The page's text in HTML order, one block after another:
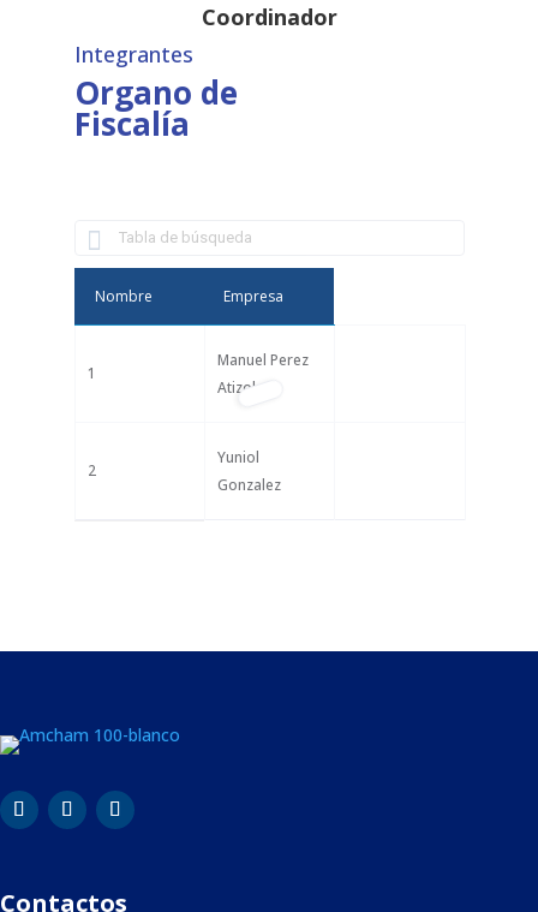
Coordinador
Integrantes
Organo de
Fiscalía
Nombre Empresa
1
Manuel Perez
Atizol
2
Yuniol
Gonzalez
Contactos